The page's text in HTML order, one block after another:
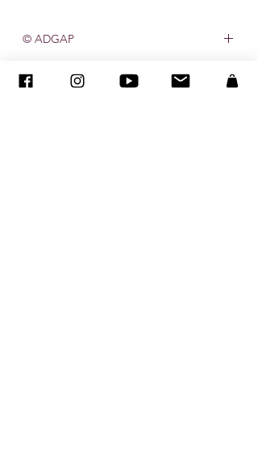
© ADGAP